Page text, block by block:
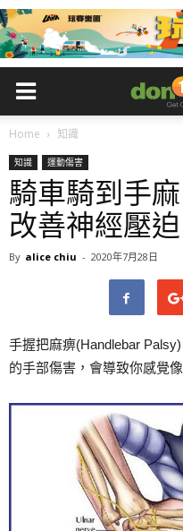
Home 知識
知識 運動傷害
騎車騎到手
改善神經壓迫
By alice chiu - 2020年7月28日
手握把麻痹(Handlebar
的手部傷害，會導致你感覺